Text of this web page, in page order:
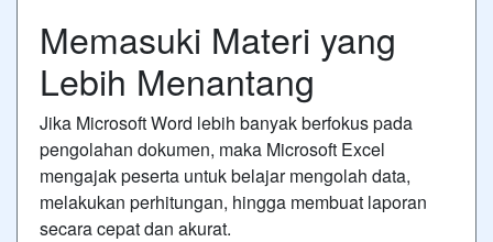
Memasuki Materi yang
Lebih Menantang
Jika Microsoft Word lebih banyak berfokus pada
pengolahan dokumen, maka Microsoft Excel
mengajak peserta untuk belajar mengolah data,
melakukan perhitungan, hingga membuat laporan
secara cepat dan akurat.